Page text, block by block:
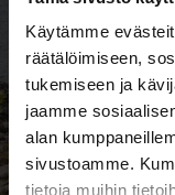
Käytämme
räätälöimiseen,
tukemiseen ja
jaamme
alan
sivustoamme.
tietoja muihin